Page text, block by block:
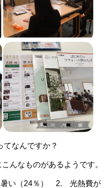
てなんですか？
んなものがあるようです。
暑い（24％） 2. 光熱費が